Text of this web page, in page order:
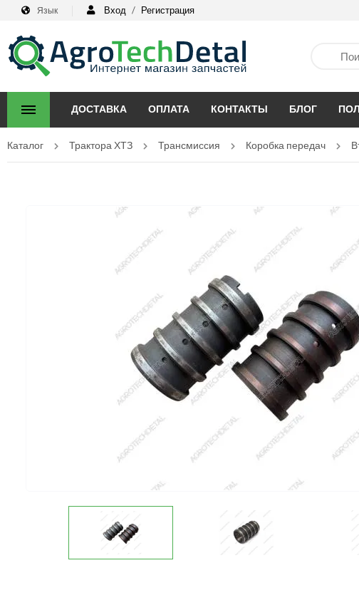
Язык Вход / Регистрация
ДОСТАВКА ОПЛАТА КОНТАКТЫ БЛОГ
Каталог Трактора ХТЗ Трансмиссия Коробка передач